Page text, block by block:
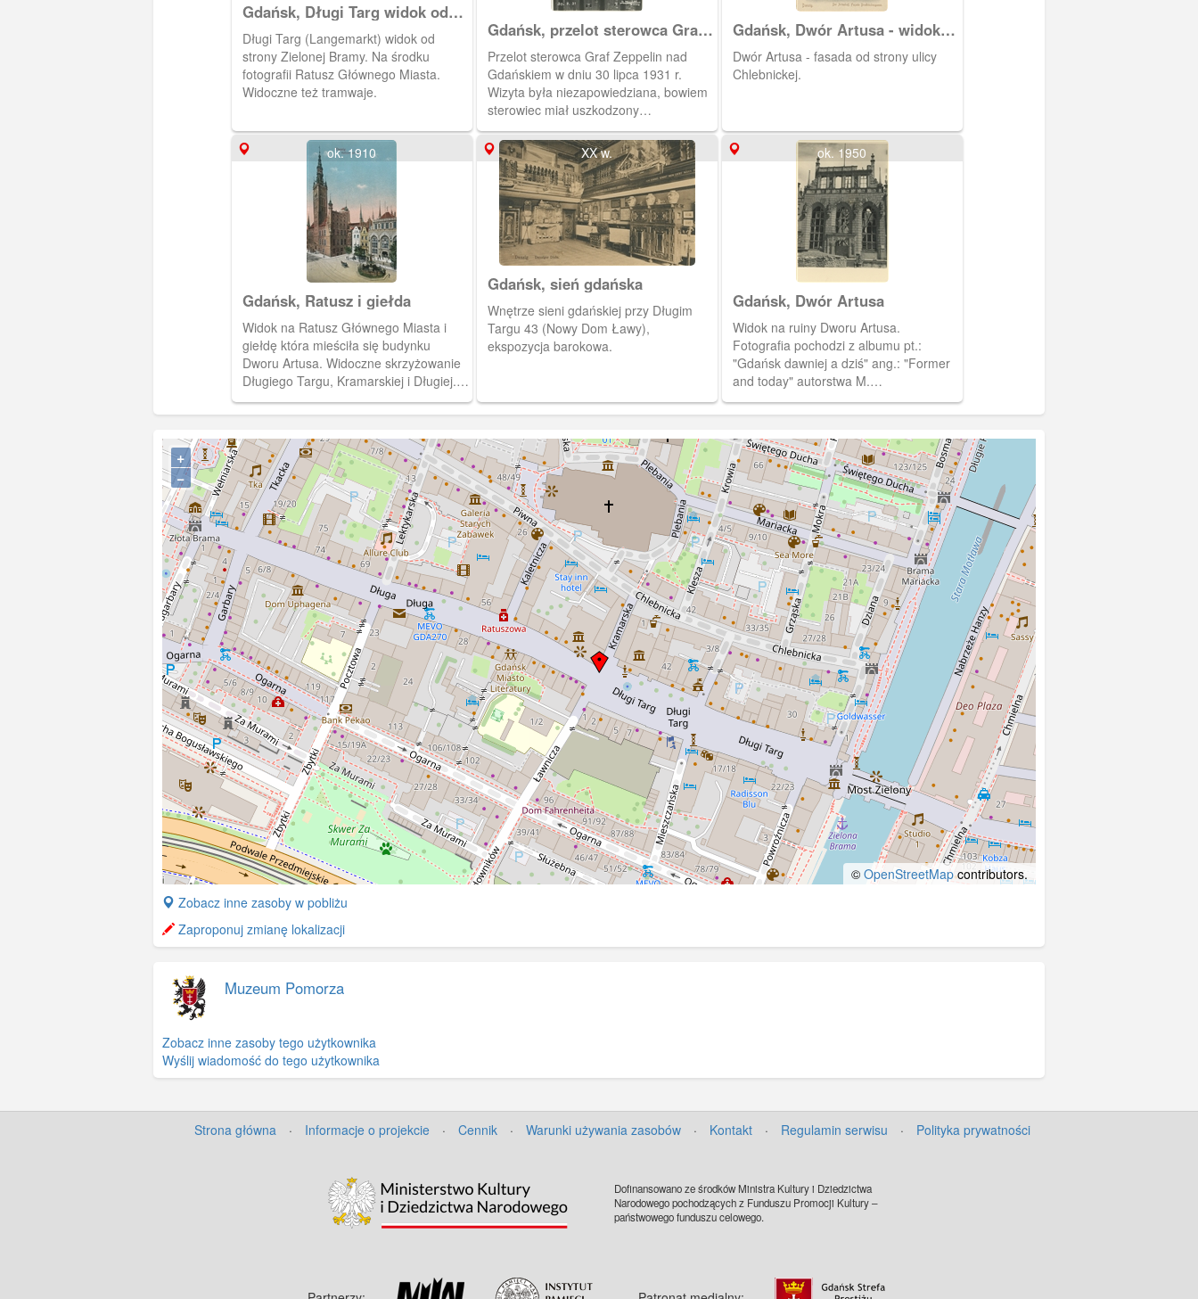
Gdańsk, Długi Targ widok od
strony Zielonej Bramy
Długi Targ (Langemarkt) widok od
strony Zielonej Bramy. Na środku
fotografii Ratusz Głównego Miasta.
Widoczne też tramwaje.
Gdańsk, przelot sterowca Graf
Zeppelin
Przelot sterowca Graf Zeppelin nad
Gdańskiem w dniu 30 lipca 1931 r.
Wizyta była niezapowiedziana, bowiem
sterowiec miał uszkodzony
radiotelegraf. Wracał z wyprawy z
rejonów podbiegunowych. Zauważono
go po raz pierwszy o godz. 13.45 z
wieży Kościoła Mariackiego.
Gdańsk, Dwór Artusa - widok
od Chlebnickiej
Dwór Artusa - fasada od strony ulicy
Chlebnickej.
ok. 1910
Gdańsk, Ratusz i giełda
Widok na Ratusz Głównego Miasta i
giełdę która mieściła się budynku
Dworu Artusa. Widoczne skrzyżowanie
Długiego Targu, Kramarskiej i Długiej.
Obieg 1916 rok.
XX w.
Gdańsk, sień gdańska
Wnętrze sieni gdańskiej przy Długim
Targu 43 (Nowy Dom Ławy),
ekspozycja barokowa.
ok. 1950
Gdańsk, Dwór Artusa
Widok na ruiny Dworu Artusa.
Fotografia pochodzi z albumu pt.:
"Gdańsk dawniej a dziś" ang.: "Former
and today" autorstwa M.
Dobrzykowskiego. W kartonowej
kopercie w kolorze szałwiowej zieleni
jest 14 zdjęć przedwojennego i
powojennego, zruinowanego Gdańska.
Napisy na okładce albumu są
wytłoczone i pozłocone.
+
−
© OpenStreetMapcontributors.
+
−
Zobacz inne zasoby w pobliżu
Zaproponuj zmianę lokalizacji
Muzeum Pomorza
Zobacz inne zasoby tego użytkownika
Wyślij wiadomość do tego użytkownika
Strona główna · Informacje o projekcie · Cennik · Warunki używania zasobów · Kontakt · Regulamin serwisu · Polityka prywatności
Dofinansowano ze środków Ministra Kultury i Dziedzictwa
Narodowego pochodzących z Funduszu Promocji Kultury –
państwowego funduszu celowego.